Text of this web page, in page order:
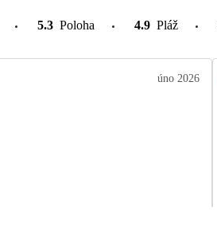
5.3 Poloha 4.9 Pláž
úno 2026